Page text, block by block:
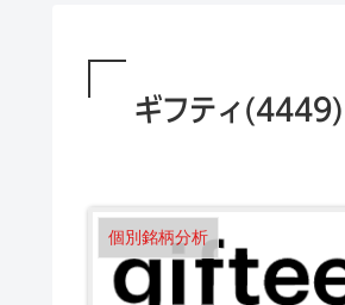
ギフティ(4449)
個別銘柄分析